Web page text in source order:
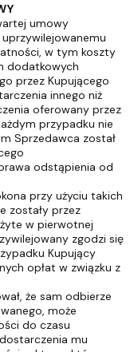
umowy
w tym koszty
dodatkowych
przez Kupującego
innego niż
oferowany przez
przypadku nie
Sprzedawca został
odstąpienia od
przy użyciu takich
zostały przez
w pierwotnej
zgodzi się
Kupujący
opłat w związku z
że sam odbierze
może
do czasu
mu